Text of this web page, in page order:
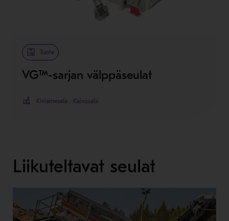
Tuote
VG™-sarjan välppäseulat
Kiviainesala Kaivosala
Liikuteltavat seulat